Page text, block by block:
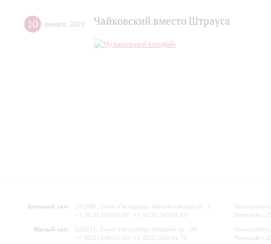
10 января 2023 Чайковский вместо Штрауса
Большой зал:
191186, Санкт-Петербург, Михайловская ул., 2
+7 (812) 240-01-00, +7 (812) 240-01-80
Малый зал:
191011, Санкт-Петербург, Невский пр., 30
+7 (812) 240-01-00, +7 (812) 240-01-70
Часы
Перерыв с
Часы
Перерыв с